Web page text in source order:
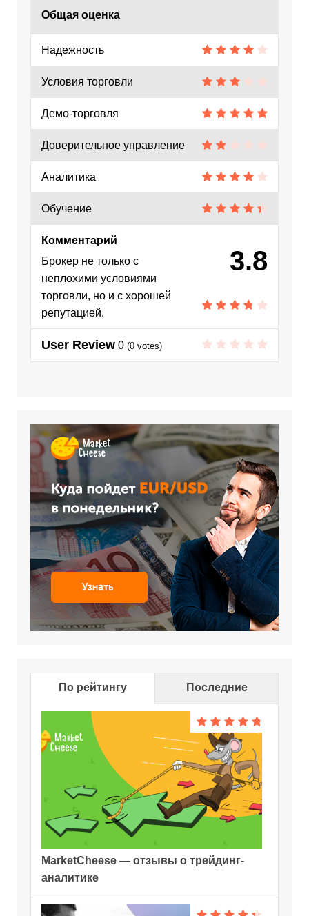
Общая оценка
Надежность
Условия торговли
Демо-торговля
Доверительное управление
Аналитика
Обучение
3.8
Комментарий
Брокер не только с
неплохими условиями
торговли, но и с хорошей
репутацией.
User Review 0 (0votes)
По рейтингу Последние
MarketCheese — отзывы о трейдинг-
аналитике